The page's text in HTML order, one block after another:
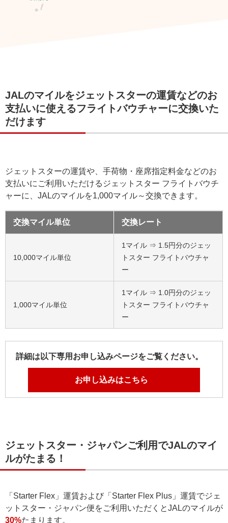
JALのマイルをジェットスターの運賃などのお
支払いに使えるフライトバウチャーに交換いた
だけます
ジェットスターの運賃や、手荷物・座席指定料金などのお
支払いにご利用いただけるジェットスター フライトバウチ
ャーに、JALのマイルを1,000マイル～交換できます。
交換マイル単位 交換レート
10,000マイル単位
1マイル ⇒ 1.5円分のジェッ
トスター フライトバウチャ
ー
1,000マイル単位
1マイル ⇒ 1.0円分のジェッ
トスター フライトバウチャ
ー
詳細は以下専用お申し込みページをご覧ください。
お申し込みはこちら
ジェットスター・ジャパンご利用でJALのマイ
ルがたまる！
「Starter Flex」運賃および「Starter Flex Plus」運賃でジェ
ットスター・ジャパン便をご利用いただくとJALのマイルが
30%たまります。